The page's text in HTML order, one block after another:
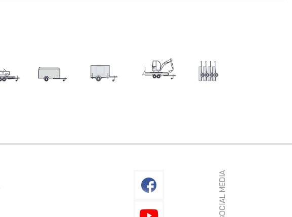
SOCIAL MEDIA